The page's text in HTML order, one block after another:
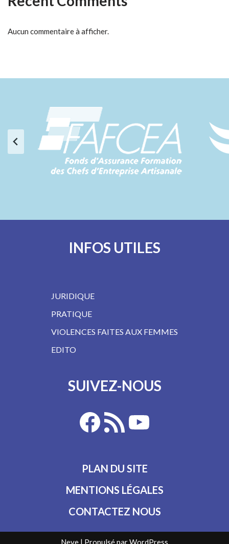
Aucun commentaire à afficher.
INFOS UTILES
JURIDIQUE
PRATIQUE
VIOLENCES FAITES AUX FEMMES
EDITO
SUIVEZ-NOUS
PLAN DU SITE
MENTIONS LÉGALES
CONTACTEZ NOUS
Neve | Propulsé parWordPress